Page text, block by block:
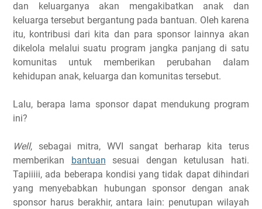
dan keluarganya akan mengakibatkan anak dan
keluarga tersebut bergantung pada bantuan. Oleh karena
itu, kontribusi dari kita dan para sponsor lainnya akan
dikelola melalui suatu program jangka panjang di satu
komunitas untuk memberikan perubahan dalam
kehidupan anak, keluarga dan komunitas tersebut.
Lalu, berapa lama sponsor dapat mendukung program
ini?
Well, sebagai mitra, WVI sangat berharap kita terus
memberikan
bantuan sesuai dengan ketulusan hati.
Tapiiiii, ada beberapa kondisi yang tidak dapat dihindari
yang menyebabkan hubungan sponsor dengan anak
sponsor harus berakhir, antara lain: penutupan wilayah